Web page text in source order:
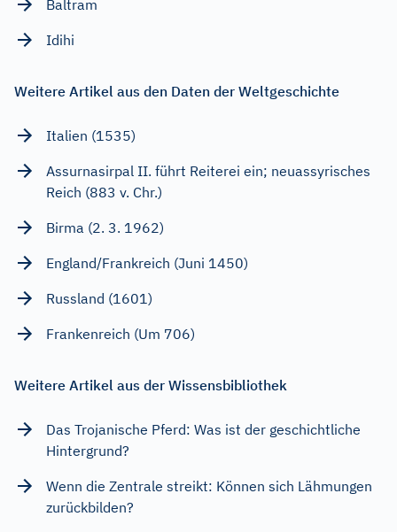
Baltram
Idihi
Weitere Artikel aus den Daten der Weltgeschichte
Italien (1535)
Assurnasirpal II. führt Reiterei ein; neuassyrisches
Reich (883 v. Chr.)
Birma (2. 3. 1962)
England/Frankreich (Juni 1450)
Russland (1601)
Frankenreich (Um 706)
Weitere Artikel aus der Wissensbibliothek
Das Trojanische Pferd: Was ist der geschichtliche
Hintergrund?
Wenn die Zentrale streikt: Können sich Lähmungen
zurückbilden?